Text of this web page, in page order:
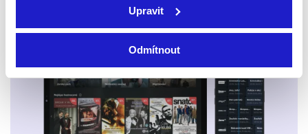
Upravit
Odmítnout
Smart TV - Android, Google, Samsung, LG, VIDAA